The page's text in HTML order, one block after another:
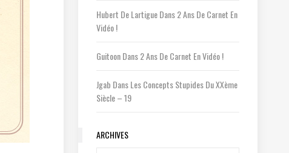
Hubert De LartigueDans2 Ans De Carnet En
Vidéo !
GuitoonDans2 Ans De Carnet En Vidéo !
Jgab DansLes Concepts Stupides Du XXème
Siècle – 19
ARCHIVES